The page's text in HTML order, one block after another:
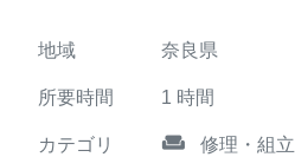
地域 奈良県
所要時間 1 時間
カテゴリ
weekend 修理・組立